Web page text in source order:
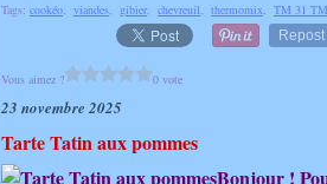
Tags: cookéo, viandes, gibier, chevreuil, thermomix, TM 31
Repost
Vous aimez ? 0 vote
23 novembre 2025
Tarte Tatin aux pommes
Bonjour !